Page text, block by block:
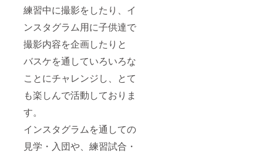
練習中に撮影をしたり、イ
ンスタグラム用に子供達で
撮影内容を企画したりと
バスケを通していろいろな
ことにチャレンジし、とて
も楽しんで活動しておりま
す。
インスタグラムを通しての
見学・入団や、練習試合・